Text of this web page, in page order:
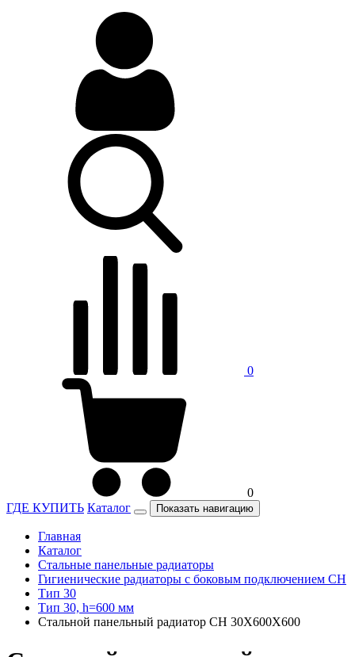
0
0
ГДЕ КУПИТЬ Каталог Показать навигацию
Главная
Каталог
Стальные панельные радиаторы
Гигиенические радиаторы c боковым подключением CH
Тип 30
Тип 30, h=600 мм
Стальной панельный радиатор CH 30X600X600